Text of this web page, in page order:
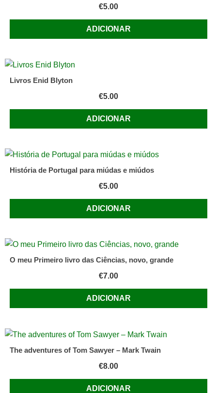
€5.00
ADICIONAR
Livros Enid Blyton
€5.00
ADICIONAR
História de Portugal para miúdas e miúdos
€5.00
ADICIONAR
O meu Primeiro livro das Ciências, novo, grande
€7.00
ADICIONAR
The adventures of Tom Sawyer – Mark Twain
€8.00
ADICIONAR